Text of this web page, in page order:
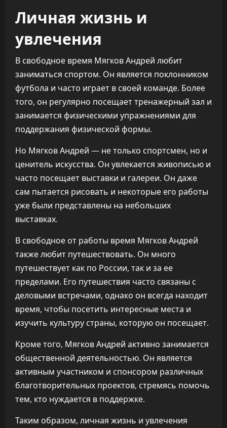
Личная жизнь и
увлечения
В свободное время Мягков Андрей любит
заниматься спортом. Он является поклонником
футбола и часто играет в своей команде. Более
того, он регулярно посещает тренажерный зал и
занимается физическими упражнениями для
поддержания физической формы.
Но Мягков Андрей — не только спортсмен, но и
ценитель искусства. Он увлекается живописью и
часто посещает выставки и галереи. Он даже
сам пытается рисовать и некоторые его работы
уже были представлены на небольших
выставках.
В свободное от работы время Мягков Андрей
также любит путешествовать. Он много
путешествует как по России, так и за ее
пределами. Его путешествия часто связаны с
деловыми встречами, однако он всегда находит
время, чтобы посетить интересные места и
изучить культуру страны, которую он посещает.
Кроме того, Мягков Андрей активно занимается
общественной деятельностью. Он является
активным участником и спонсором различных
благотворительных проектов, стремясь помочь
тем, кто нуждается в поддержке.
Таким образом, личная жизнь и увлечения